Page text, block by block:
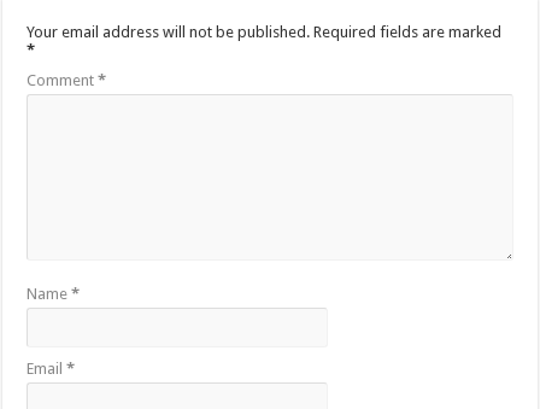
Your email address will not be published. Required fields are marked
*
Comment*
Name*
Email*